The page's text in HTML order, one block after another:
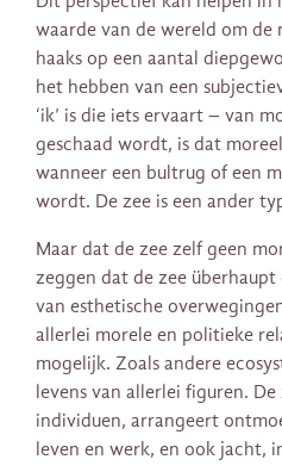
waarde van de wereld om de
haaks op een aantal
het hebben van een
‘ik’ is die iets ervaart – van
geschaad wordt, is dat
wanneer een bultrug of een
wordt. De zee is een ander
Maar dat de zee zelf geen
zeggen dat de zee
van esthetische
allerlei morele en politieke
mogelijk. Zoals andere
levens van allerlei figuren.
individuen, arrangeert
leven en werk, en ook jacht,